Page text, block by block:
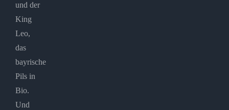
und der
King
Leo,
das
bayrische
Pils in
Bio.
Und